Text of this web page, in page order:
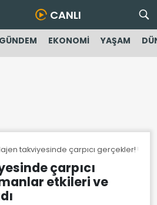
CANLI
GÜNDEM EKONOMİ YAŞAM
takviyesinde çarpıcı gerçekler!
çarpıcı
etkileri ve